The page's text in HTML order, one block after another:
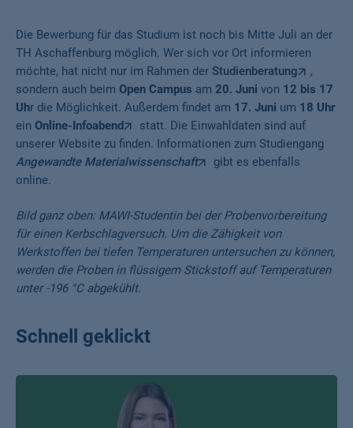
Die Bewerbung für das Studium ist noch bis Mitte Juli an der
TH Aschaffenburg möglich. Wer sich vor Ort informieren
möchte, hat nicht nur im Rahmen der Studienberatung
,
sondern auch beim Open Campus am 20. Juni von 12 bis 17
Uhr die Möglichkeit. Außerdem findet am 17. Juni um 18 Uhr
ein Online-Infoabend
statt. Die Einwahldaten sind auf
unserer Website zu finden. Informationen zum Studiengang
Angewandte Materialwissenschaft
gibt es ebenfalls
online.
Bild ganz oben: MAWI-Studentin bei der Probenvorbereitung
für einen Kerbschlagversuch. Um die Zähigkeit von
Werkstoffen bei tiefen Temperaturen untersuchen zu können,
werden die Proben in flüssigem Stickstoff auf Temperaturen
unter -196 °C abgekühlt.
Schnell geklickt